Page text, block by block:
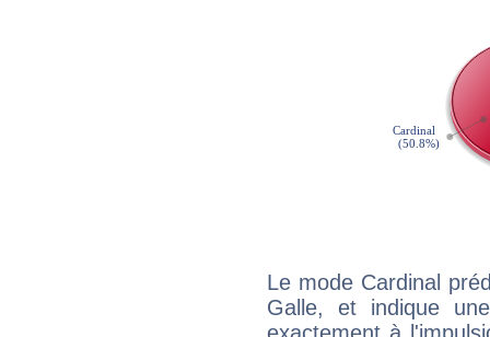
Le mode Cardinal
Galle, et indique